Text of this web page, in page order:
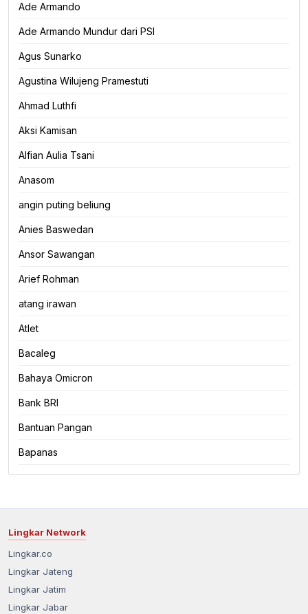
Ade Armando
Ade Armando Mundur dari PSI
Agus Sunarko
Agustina Wilujeng Pramestuti
Ahmad Luthfi
Aksi Kamisan
Alfian Aulia Tsani
Anasom
angin puting beliung
Anies Baswedan
Ansor Sawangan
Arief Rohman
atang irawan
Atlet
Bacaleg
Bahaya Omicron
Bank BRI
Bantuan Pangan
Bapanas
Lingkar Network
Lingkar.co
Lingkar Jateng
Lingkar Jatim
Lingkar Jabar